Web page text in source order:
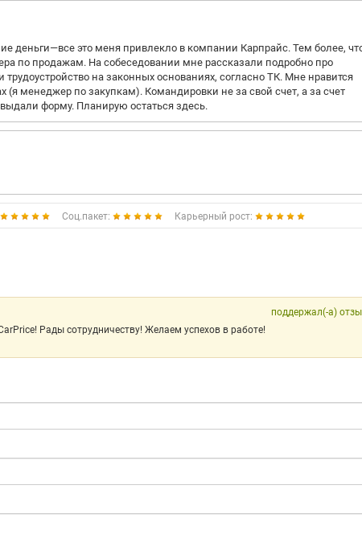
деньги—все это меня привлекло в компании Карпрайс. Тем более,
по продажам. На собеседовании мне рассказали подробно про
на законных основаниях, согласно ТК. Мне нравится
(я менеджер по закупкам). Командировки не за свой счет, а за счет
форму. Планирую остаться здесь.
Соц.пакет: Карьерный рост:
поддержал(-а)
Рады сотрудничеству! Желаем успехов в работе!